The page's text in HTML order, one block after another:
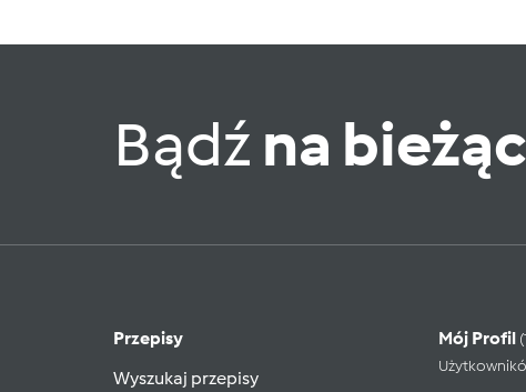
Bądź na
Przepisy
Wyszukaj przepisy
Mój Profil